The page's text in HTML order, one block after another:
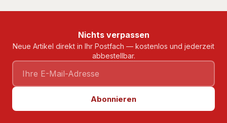
Nichts verpassen
Neue Artikel direkt in Ihr Postfach — kostenlos und jederzeit
abbestellbar.
Abonnieren